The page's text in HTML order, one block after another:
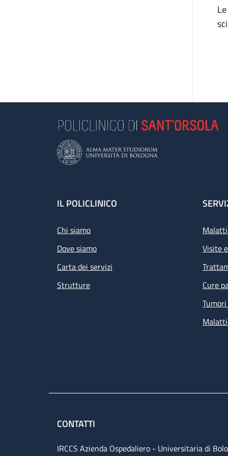
Footer
IL POLICLINICO
Chi siamo
Dove siamo
Carta dei servizi
Strutture
Visite
Cure
CONTATTI
IRCCS Azienda Ospedaliero - Universitaria di